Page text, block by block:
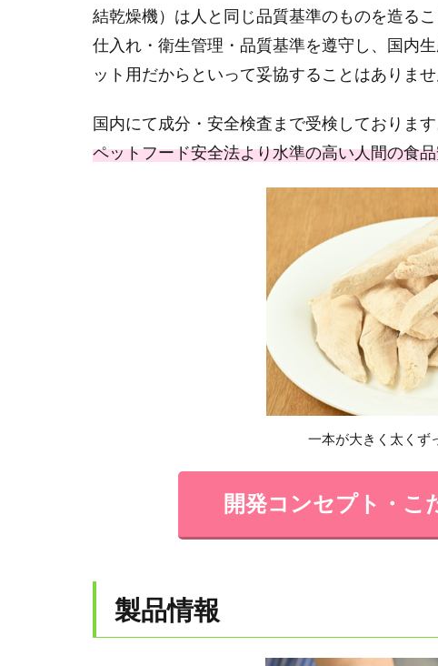
結乾燥機）は人と同じ品質基準のものを造るこ
仕⼊れ・衛⽣管理・品質基準を遵守し、国内
ット⽤だからといって妥協することはありませ
国内にて成分・安全検査まで受検しておりま
ペットフード安全法より水準の高い人間の食
一本が大きく太くず
開発コンセプト・こ
製品情報